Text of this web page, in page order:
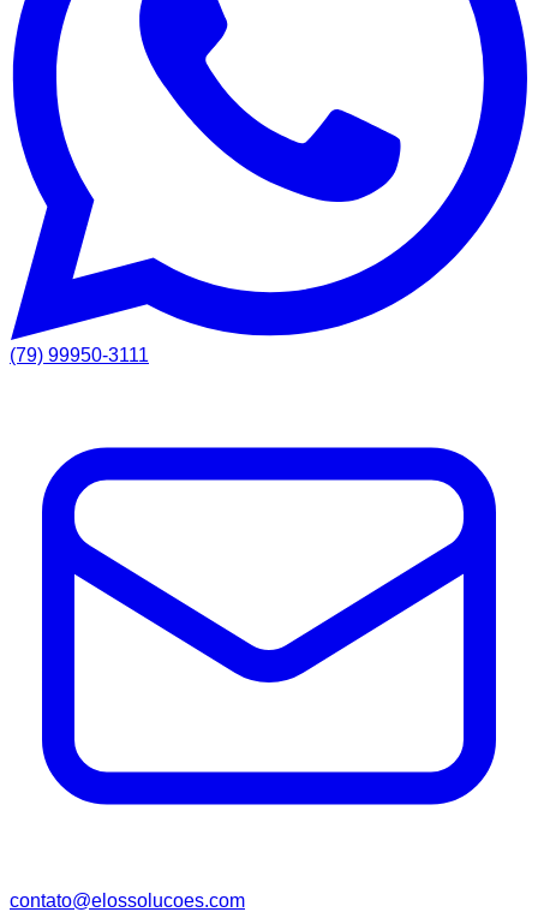
(79) 99950-3111
contato@elossolucoes.com